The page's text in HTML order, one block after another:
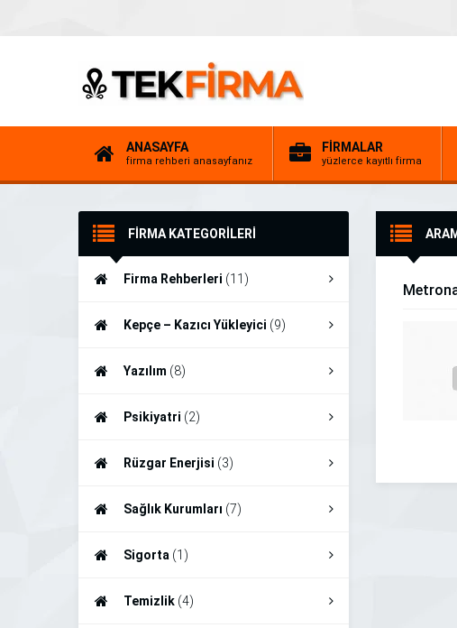
ANASAYFA
firma rehberi anasayfanız
FİRMALAR
yüzlerce kayıtlı firma
FİRMA KATEGORİLERİ
Firma Rehberleri (11)
Kepçe – Kazıcı Yükleyici (9)
Yazılım (8)
Psikiyatri (2)
Rüzgar Enerjisi (3)
Sağlık Kurumları (7)
Sigorta (1)
Temizlik (4)